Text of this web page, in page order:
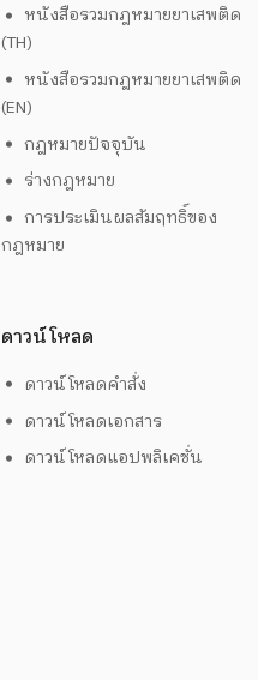
หนังสือรวมกฎหมายยาเสพติด
(TH)
หนังสือรวมกฎหมายยาเสพติด
(EN)
กฎหมายปัจจุบัน
ร่างกฎหมาย
การประเมินผลสัมฤทธิ์ของ
กฎหมาย
ดาวน์โหลด
ดาวน์โหลดคำสั่ง
ดาวน์โหลดเอกสาร
ดาวน์โหลดแอปพลิเคชั่น